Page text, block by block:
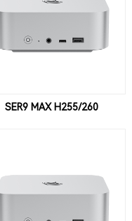
SER9 MAX H255/260